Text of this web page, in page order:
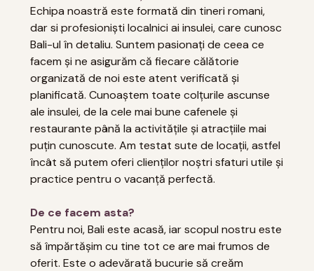
Echipa noastră este formată din tineri romani,
dar si profesioniști localnici ai insulei, care cunosc
Bali-ul în detaliu. Suntem pasionați de ceea ce
facem și ne asigurăm că fiecare călătorie
organizată de noi este atent verificată și
planificată. Cunoaștem toate colțurile ascunse
ale insulei, de la cele mai bune cafenele și
restaurante până la activitățile și atracțiile mai
puțin cunoscute. Am testat sute de locații, astfel
încât să putem oferi clienților noștri sfaturi utile și
practice pentru o vacanță perfectă.
De ce facem asta?
Pentru noi, Bali este acasă, iar scopul nostru este
să împărtășim cu tine tot ce are mai frumos de
oferit. Este o adevărată bucurie să creăm